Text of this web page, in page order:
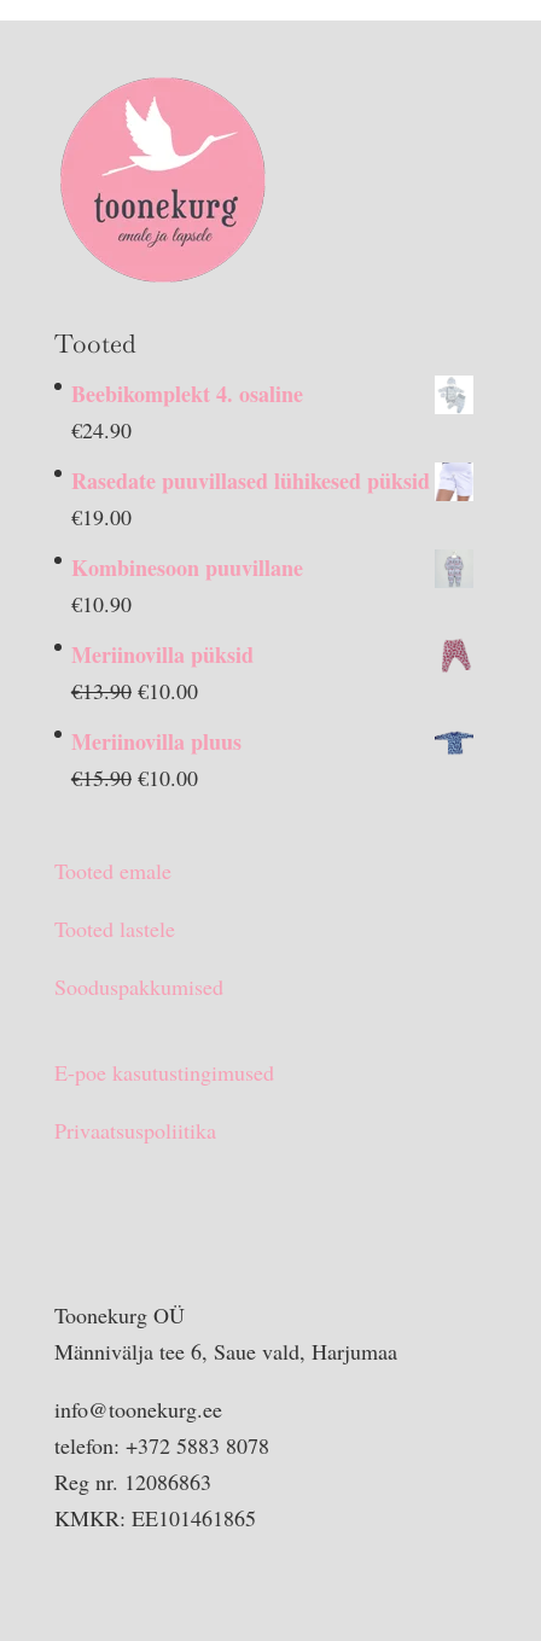
Tooted
Beebikomplekt 4. osaline
€24.90
Rasedate puuvillased lühikesed püksid
€19.00
Kombinesoon puuvillane
€10.90
Meriinovilla püksid
€13.90 Algne
€10.00Praegune
on:
Meriinovilla pluus
€15.90 Algne
€15.90.
€10.00Praegune
Tooted emale
Tooted lastele
Sooduspakkumised
E-poe kasutustingimused
Privaatsuspoliitika
Toonekurg OÜ
Männivälja tee 6, Saue vald, Harjumaa
info@toonekurg.ee
telefon: +372 5883 8078
Reg nr. 12086863
KMKR: EE101461865